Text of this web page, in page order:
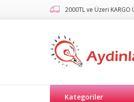
2000TL ve Üzeri KARGO
Kategoriler